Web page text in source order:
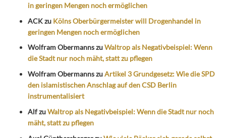
in geringen Mengen noch ermöglichen
ACKzu Kölns Oberbürgermeister will Drogenhandel in
geringen Mengen noch ermöglichen
Wolfram ObermannszuWaltrop als Negativbeispiel: Wenn
die Stadt nur noch mäht, statt zu pflegen
Wolfram ObermannszuArtikel 3 Grundgesetz: Wie die SPD
den islamistischen Anschlag auf den CSD Berlin
instrumentalisiert
AlfzuWaltrop als Negativbeispiel: Wenn die Stadt nur noch
mäht, statt zu pflegen